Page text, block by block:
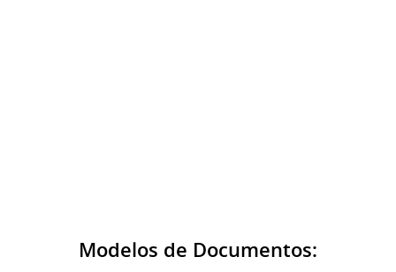
Modelos de Documentos: